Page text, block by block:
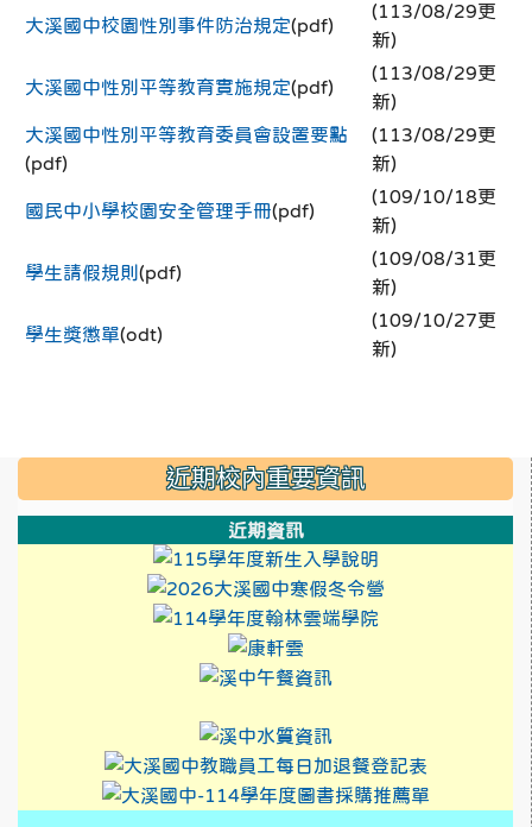
大溪國中校園性別事件防治規定(pdf)
(113/08/29更
新)
大溪國中性別平等教育實施規定(pdf)
(113/08/29更
新)
大溪國中性別平等教育委員會設置要點
(pdf)
(113/08/29更
新)
國民中小學校園安全管理手冊(pdf)
(109/10/18更
新)
學生請假規則 (pdf)
(109/08/31更
新)
學生獎懲單(odt)
(109/10/27更
新)
::: 近期校內重要資訊
近期資訊
link to https://
link to https://
link to https://
link to https://
link to http://
link to https://
link to https://
link to https://
link to http://
link to https://
link to
link to
link to
link to